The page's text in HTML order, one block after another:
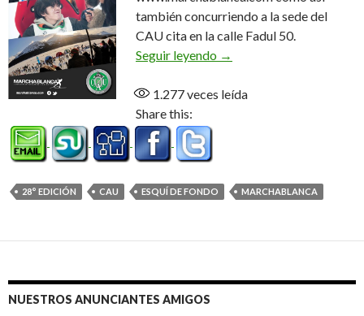
también concurriendo a la sede del
CAU cita en la calle Fadul 50.
Seguir leyendo
Se inscribe hasta el
→
1.277veces leída
Share this:
28° EDICIÓN CAU ESQUÍ DE FONDO MARCHABLANCA
NUESTROS ANUNCIANTES AMIGOS